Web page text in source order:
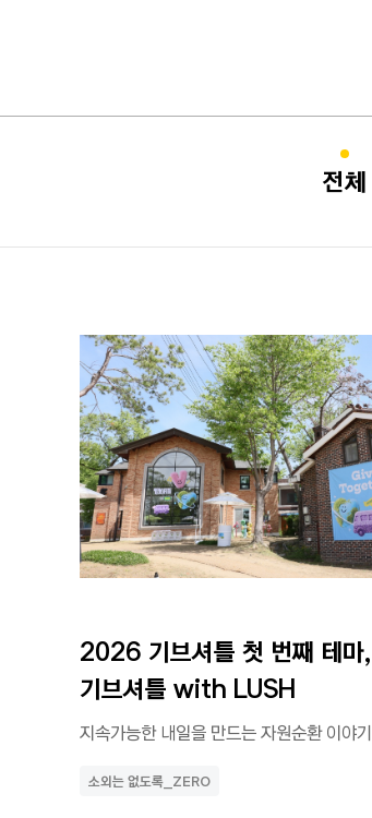
전체
2026 기브셔틀 첫 번째 테마,
기브셔틀 with LUSH
지속가능한 내일을 만드는 자원순환 이야기
소외는 없도록_ZERO